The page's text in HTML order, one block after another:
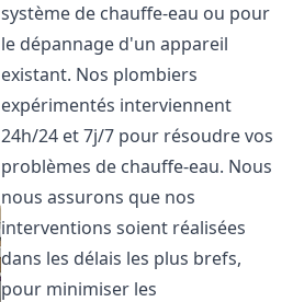
système de chauffe-eau ou pour
le dépannage d'un appareil
existant. Nos plombiers
expérimentés interviennent
24h/24 et 7j/7 pour résoudre vos
problèmes de chauffe-eau. Nous
nous assurons que nos
interventions soient réalisées
dans les délais les plus brefs,
pour minimiser les